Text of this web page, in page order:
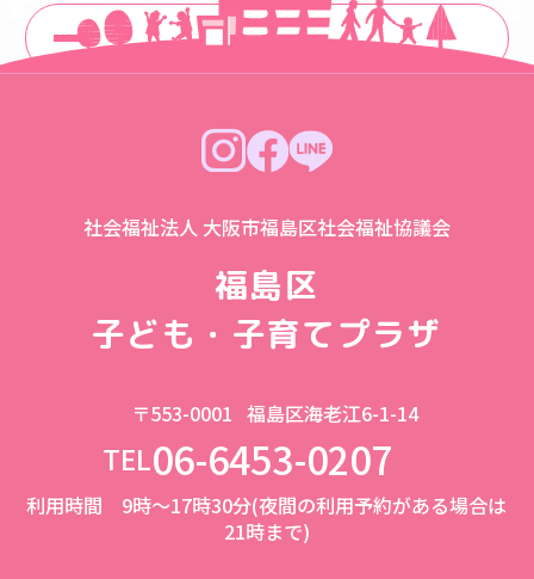
一覧に戻る
社会福祉法人 大阪市福島区社会福祉協議会
福島区
子ども・子育てプラザ
〒553-0001 福島区海老江6-1-14
TEL06-6453-0207
利用時間 9時～17時30分(夜間の利用予約がある場合は
21時まで)